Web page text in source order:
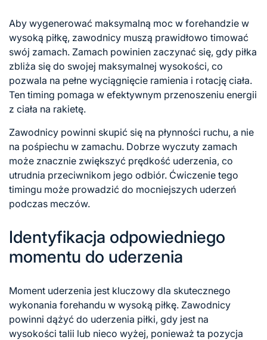
Aby wygenerować maksymalną moc w forehandzie w
wysoką piłkę, zawodnicy muszą prawidłowo timować
swój zamach. Zamach powinien zaczynać się, gdy piłka
zbliża się do swojej maksymalnej wysokości, co
pozwala na pełne wyciągnięcie ramienia i rotację ciała.
Ten timing pomaga w efektywnym przenoszeniu energii
z ciała na rakietę.
Zawodnicy powinni skupić się na płynności ruchu, a nie
na pośpiechu w zamachu. Dobrze wyczuty zamach
może znacznie zwiększyć prędkość uderzenia, co
utrudnia przeciwnikom jego odbiór. Ćwiczenie tego
timingu może prowadzić do mocniejszych uderzeń
podczas meczów.
Identyfikacja odpowiedniego
momentu do uderzenia
Moment uderzenia jest kluczowy dla skutecznego
wykonania forehandu w wysoką piłkę. Zawodnicy
powinni dążyć do uderzenia piłki, gdy jest na
wysokości talii lub nieco wyżej, ponieważ ta pozycja